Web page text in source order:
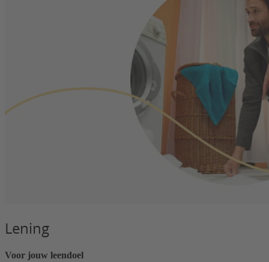
Lening
Voor jouw leendoel